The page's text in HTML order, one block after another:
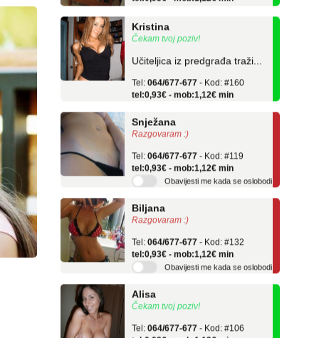
Čekam tvoj poziv!
Učiteljica iz predgrađa traži...
Tel:064/677-677- Kod: #160
tel:0,93€ - mob:1,12€ min
Razgovaram :)
Tel:064/677-677
tel:0,93€ - mob:1,12€ min
Obavijesti me kada se oslobodi
Biljana
Razgovaram :)
Tel:064/677-677
tel:0,93€ - mob:1,12€ min
Obavijesti me kada se oslobodi
Alisa
Čekam tvoj poziv!
Tel:064/677-677- Kod: #106
tel:0,93€ - mob:1,12€ min